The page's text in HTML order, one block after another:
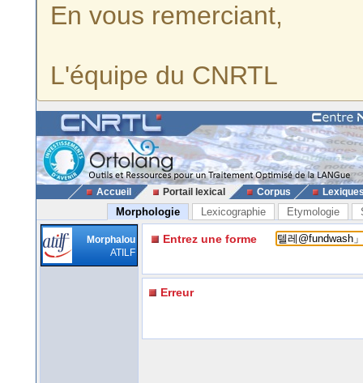
En vous remerciant,
L'équipe du CNRTL
Accueil Portail lexical Corpus
Morphologie Lexicographie Etymologie
Morphalou
ATILF
Entrez une forme
Erreur